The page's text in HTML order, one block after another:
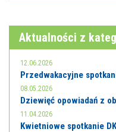
Aktualności z
12.06.2026
Przedwakacyjne
08.05.2026
Dziewięć opowiadań z
11.04.2026
Kwietniowe spotkanie